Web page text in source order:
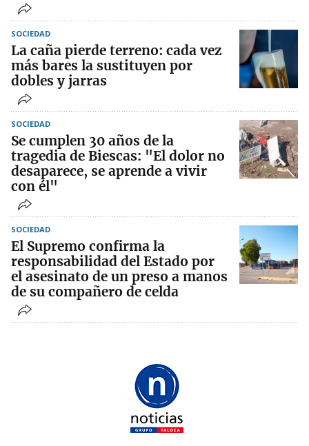
SOCIEDAD
La caña pierde terreno: cada vez
más bares la sustituyen por
dobles y jarras
SOCIEDAD
Se cumplen 30 años de la
tragedia de Biescas: "El dolor no
desaparece, se aprende a vivir
con él"
SOCIEDAD
El Supremo confirma la
responsabilidad del Estado por
el asesinato de un preso a manos
de su compañero de celda